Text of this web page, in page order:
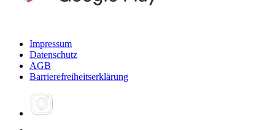
Impressum
Datenschutz
AGB
Barrierefreiheitserklärung